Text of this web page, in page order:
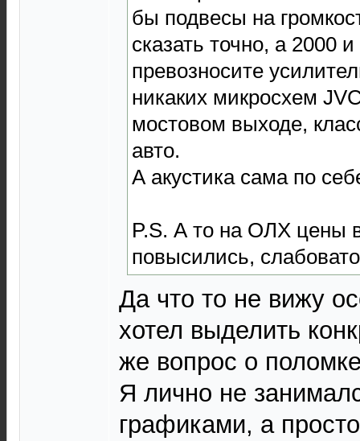
бы подвесы на
сказать точно, а 2000
превозносите
никаких микросхем
мостовом выходе,
авто.
А акустика сама по
P.S. А то на ОЛХ цены
повысились,
Да что то не вижу
хотел выделить
же вопрос о
Я лично не
графиками, а